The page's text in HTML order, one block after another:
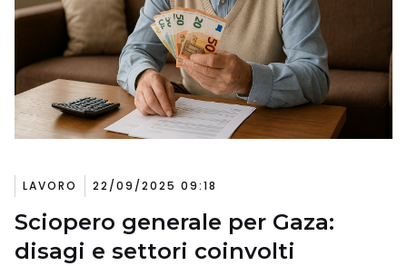
LAVORO 22/09/2025 09:18
Sciopero generale per Gaza:
disagi e settori coinvolti